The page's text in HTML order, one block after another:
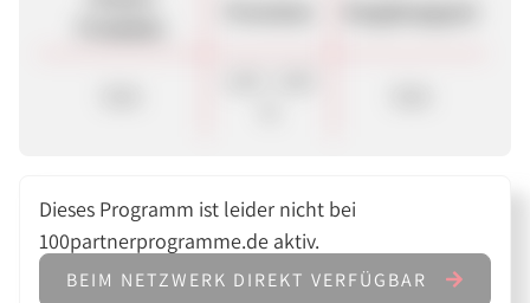
Dieses Programm ist leider nicht bei
100partnerprogramme.de aktiv.
BEIM NETZWERK DIREKT VERFÜGBAR